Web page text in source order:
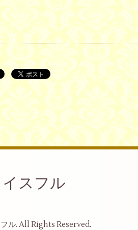
スフル
ル. All Rights Reserved.